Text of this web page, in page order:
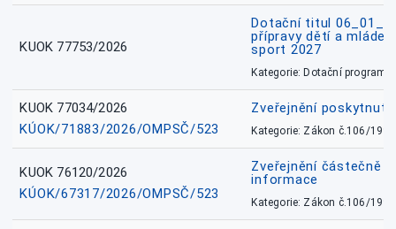
KUOK 77753/2026
Dotační titul
přípravy dětí a
sport 2027
Kategorie: Dotační
KUOK 77034/2026
KÚOK/71883/2026/OMPSČ/523
Zveřejnění
Kategorie: Zákon č.106/1999
KUOK 76120/2026
KÚOK/67317/2026/OMPSČ/523
Zveřejnění částečně
informace
Kategorie: Zákon č.106/1999